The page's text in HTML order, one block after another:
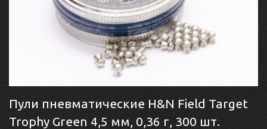
Пули пневматические H&N Field Target
Trophy Green 4,5 мм, 0,36 г, 300 шт.